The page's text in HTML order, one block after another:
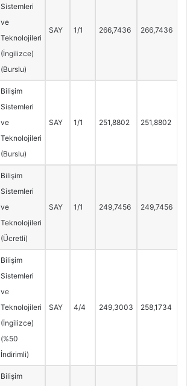
Sistemleri
ve
Teknolojileri
(İngilizce)
(Burslu)
SAY 1/1 266,7436 266,7436
Bilişim
Sistemleri
ve
Teknolojileri
(Burslu)
SAY 1/1 251,8802 251,8802
Bilişim
Sistemleri
ve
Teknolojileri
(Ücretli)
SAY 1/1 249,7456 249,7456
Bilişim
Sistemleri
ve
Teknolojileri
(İngilizce)
(%50
İndirimli)
SAY 4/4 249,3003 258,1734
Bilişim